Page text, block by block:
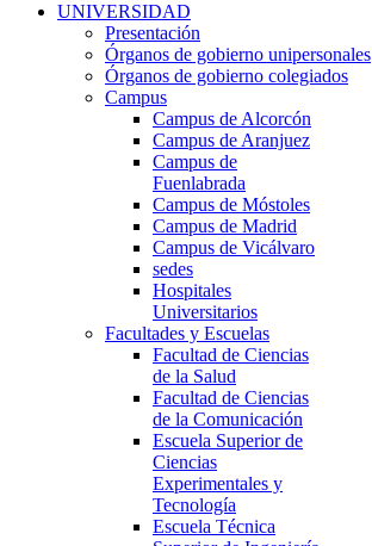
UNIVERSIDAD
Presentación
Órganos de gobierno unipersonales
Órganos de gobierno colegiados
Campus
Campus de Alcorcón
Campus de Aranjuez
Campus de
Fuenlabrada
Campus de Móstoles
Campus de Madrid
Campus de Vicálvaro
sedes
Hospitales
Universitarios
Facultades y Escuelas
Facultad de Ciencias
de la Salud
Facultad de Ciencias
de la Comunicación
Escuela Superior de
Ciencias
Experimentales y
Tecnología
Escuela Técnica